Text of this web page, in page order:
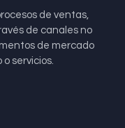
de ventas,
de canales no
de mercado
servicios.